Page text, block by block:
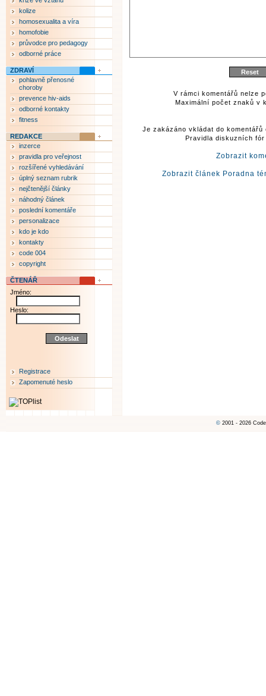
V rámci komentářů nelze
Maximální počet znaků v
Je zakázáno vkládat do
Pravidla diskuzních
Zobrazit
Zobrazit článek Poradna
kolize
homosexualita a víra
homofobie
průvodce pro pedagogy
odborné práce
ZDRAVÍ
pohlavně přenosné
choroby
prevence hiv-aids
odborné kontakty
fitness
REDAKCE
inzerce
pravidla pro veřejnost
rozšířené vyhledávání
úplný seznam rubrik
nejčtenější články
náhodný článek
poslední komentáře
personalizace
kdo je kdo
kontakty
code 004
copyright
ČTENÁŘ
Jméno:
Heslo:
Registrace
Zapomenuté heslo
© 2001 - 2026